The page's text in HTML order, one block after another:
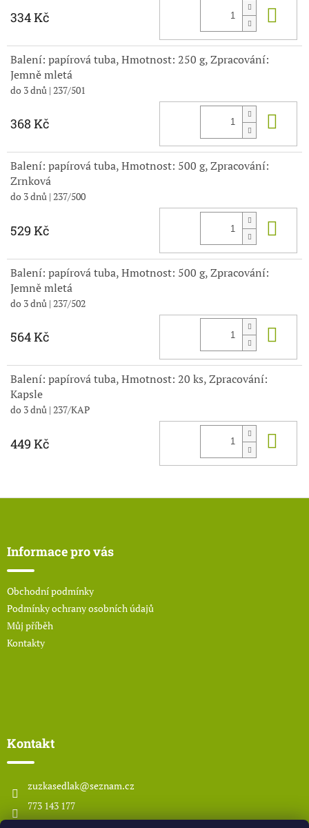
334 Kč
Balení: papírová tuba, Hmotnost: 250 g, Zpracování:
Jemně mletá
do 3 dnů | 237/501
368 Kč
Balení: papírová tuba, Hmotnost: 500 g, Zpracování:
Zrnková
do 3 dnů | 237/500
529 Kč
Balení: papírová tuba, Hmotnost: 500 g, Zpracování:
Jemně mletá
do 3 dnů | 237/502
564 Kč
Balení: papírová tuba, Hmotnost: 20 ks, Zpracování:
Kapsle
do 3 dnů | 237/KAP
449 Kč
Informace pro vás
Obchodní podmínky
Podmínky ochrany osobních údajů
Můj příběh
Kontakty
Kontakt
zuzkasedlak@seznam.cz
773 143 177